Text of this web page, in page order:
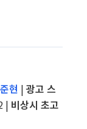
현 |광고 스
| 비상시 초고